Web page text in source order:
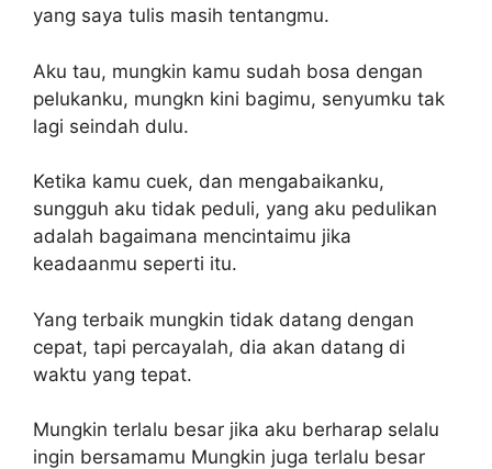
yang saya tulis masih tentangmu.
Aku tau, mungkin kamu sudah bosa dengan
pelukanku, mungkn kini bagimu, senyumku tak
lagi seindah dulu.
Ketika kamu cuek, dan mengabaikanku,
sungguh aku tidak peduli, yang aku pedulikan
adalah bagaimana mencintaimu jika
keadaanmu seperti itu.
Yang terbaik mungkin tidak datang dengan
cepat, tapi percayalah, dia akan datang di
waktu yang tepat.
Mungkin terlalu besar jika aku berharap selalu
ingin bersamamu Mungkin juga terlalu besar